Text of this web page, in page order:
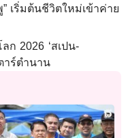
เริ่มต้นชีวิตใหม่เข้าค่าย
ก 2026 ‘สเปน-
าร์ตำนาน